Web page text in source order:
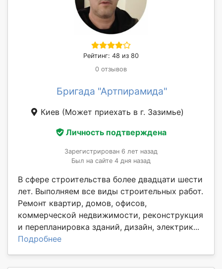
Рейтинг: 48 из 80
0 отзывов
Бригада "Артпирамида"
Киев (Может приехать в г. Зазимье)
Личность подтверждена
Зарегистрирован 6 лет назад
Был на сайте 4 дня назад
В сфере строительства более двадцати шести
лет. Выполняем все виды строительных работ.
Ремонт квартир, домов, офисов,
коммерческой недвижимости, реконструкция
и перепланировка зданий, дизайн, электрик...
Подробнее